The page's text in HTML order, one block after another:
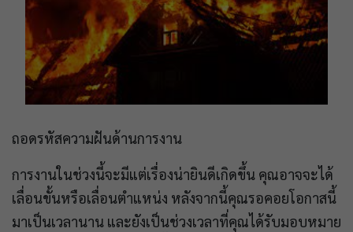
ถอดรหัสความฝันด้านการงาน
การงานในช่วงนี้จะมีแต่เรื่องน่ายินดีเกิดขึ้น คุณอาจจะได้
เลื่อนขั้นหรือเลื่อนตำแหน่ง หลังจากนี้คุณรอคอยโอกาสนี้
มาเป็นเวลานาน และยังเป็นช่วงเวลาที่คุณได้รับมอบหมาย